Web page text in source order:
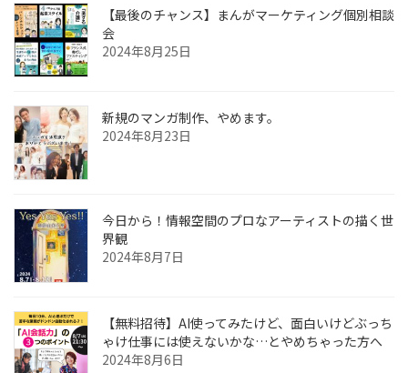
【最後のチャンス】まんがマーケティング個別相談
会
2024年8月25日
新規のマンガ制作、やめます。
2024年8月23日
今日から！情報空間のプロなアーティストの描く世
界観
2024年8月7日
【無料招待】AI使ってみたけど、面白いけどぶっち
ゃけ仕事には使えないかな…とやめちゃった方へ
2024年8月6日